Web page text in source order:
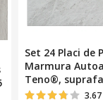
Set 24 Placi de
Marmura
Teno®,
4.86 mp,
3.67